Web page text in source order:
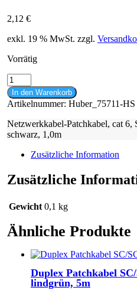
2,12 €
exkl. 19 % MwSt. zzgl.
Vorrätig
Patchkabel
cat
6
S/FTP
PIMF
Halogenfrei
In den Warenkorb
Artikelnummer: Huber_75711-HS
Netzwerkkabel-Patchkabel, cat 6,
schwarz, 1,0m
Zusätzliche Information
Zusätzliche
Gewicht 0,1 kg
Ähnliche Produkte
Duplex Patchkabel
lindgrün, 5m